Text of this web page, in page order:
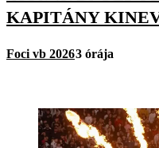
KAPITÁNY
Foci vb 20263 órája